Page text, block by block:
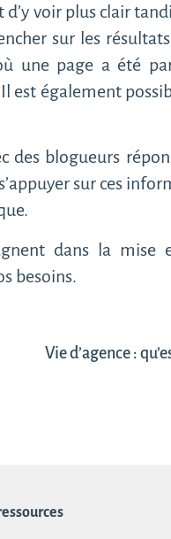
voir plus clair
sur les
page a été
est également
des blogueurs
sur ces
dans la mise
besoins.
Vie d’agence :